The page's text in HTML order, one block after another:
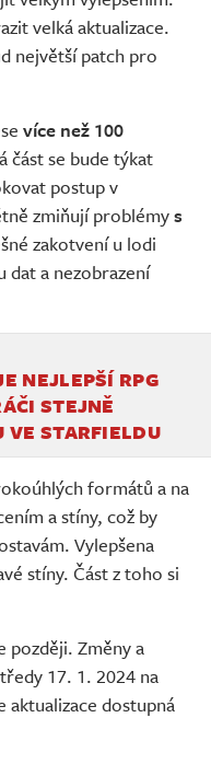
velká aktualizace.
největší patch pro
více než 100
část se bude týkat
postup v
zmiňují problémys
zakotvení u lodi
dat a nezobrazení
NEJLEPŠÍ RPG
STEJNĚ
VE STARFIELDU
formátů a na
a stíny, což by
Vylepšena
stíny. Část z toho si
později. Změny a
17. 1. 2024 na
aktualizace dostupná